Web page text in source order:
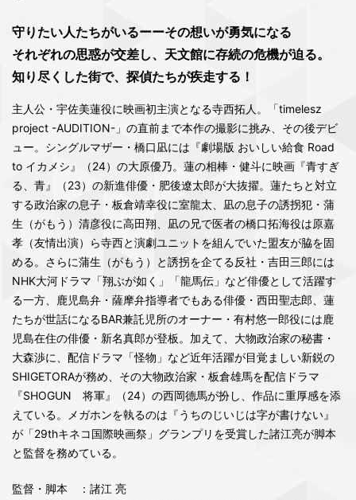
守りたい人たちがいるーーその想いが勇気になる
それぞれの思惑が交差し、天文館に存続の危機が迫る。
知り尽くした街で、探偵たちが疾走する！
主人公・宇佐美蓮役に映画初主演となる寺西拓人。「timelesz
project -AUDITION-」の直前まで本作の撮影に挑み、その後デビ
ュー。シングルマザー・橋口凪には『劇場版 おいしい給食 Road
to イカメシ』（24）の大原優乃。蓮の相棒・健斗に映画『青すぎ
る、青』（23）の新進俳優・肥後遼太郎が大抜擢。蓮たちと対立
する政治家の息子・板倉靖幸役に室龍太、凪の息子の誘拐犯・蒲
生（がもう）清彦役に高田翔、凪の兄で医者の橋口拓海役は原嘉
孝（友情出演）ら寺西と演劇ユニットを組んでいた盟友が脇を固
める。さらに蒲生（がもう）と誘拐を企てる反社・吉田三郎には
NHK大河ドラマ「翔ぶが如く」「龍馬伝」など俳優として活躍す
る一方、鹿児島弁・薩摩弁指導者でもある俳優・西田聖志郎、蓮
たちが世話になるBAR兼託児所のオーナー・有村悠一郎役には鹿
児島在住の俳優・新名真郎が登板。加えて、大物政治家の秘書・
大森渉に、配信ドラマ「怪物」など近年活躍が目覚ましい新鋭の
SHIGETORAが務め、その大物政治家・板倉雄馬を配信ドラマ
『SHOGUN 将軍』（24）の西岡德馬が扮し、作品に重厚感を添
えている。メガホンを執るのは『うちのじいじは字が書けない』
が「29thキネコ国際映画祭」グランプリを受賞した諸江亮が脚本
と監督を務めている。
監督・脚本
：諸江 亮